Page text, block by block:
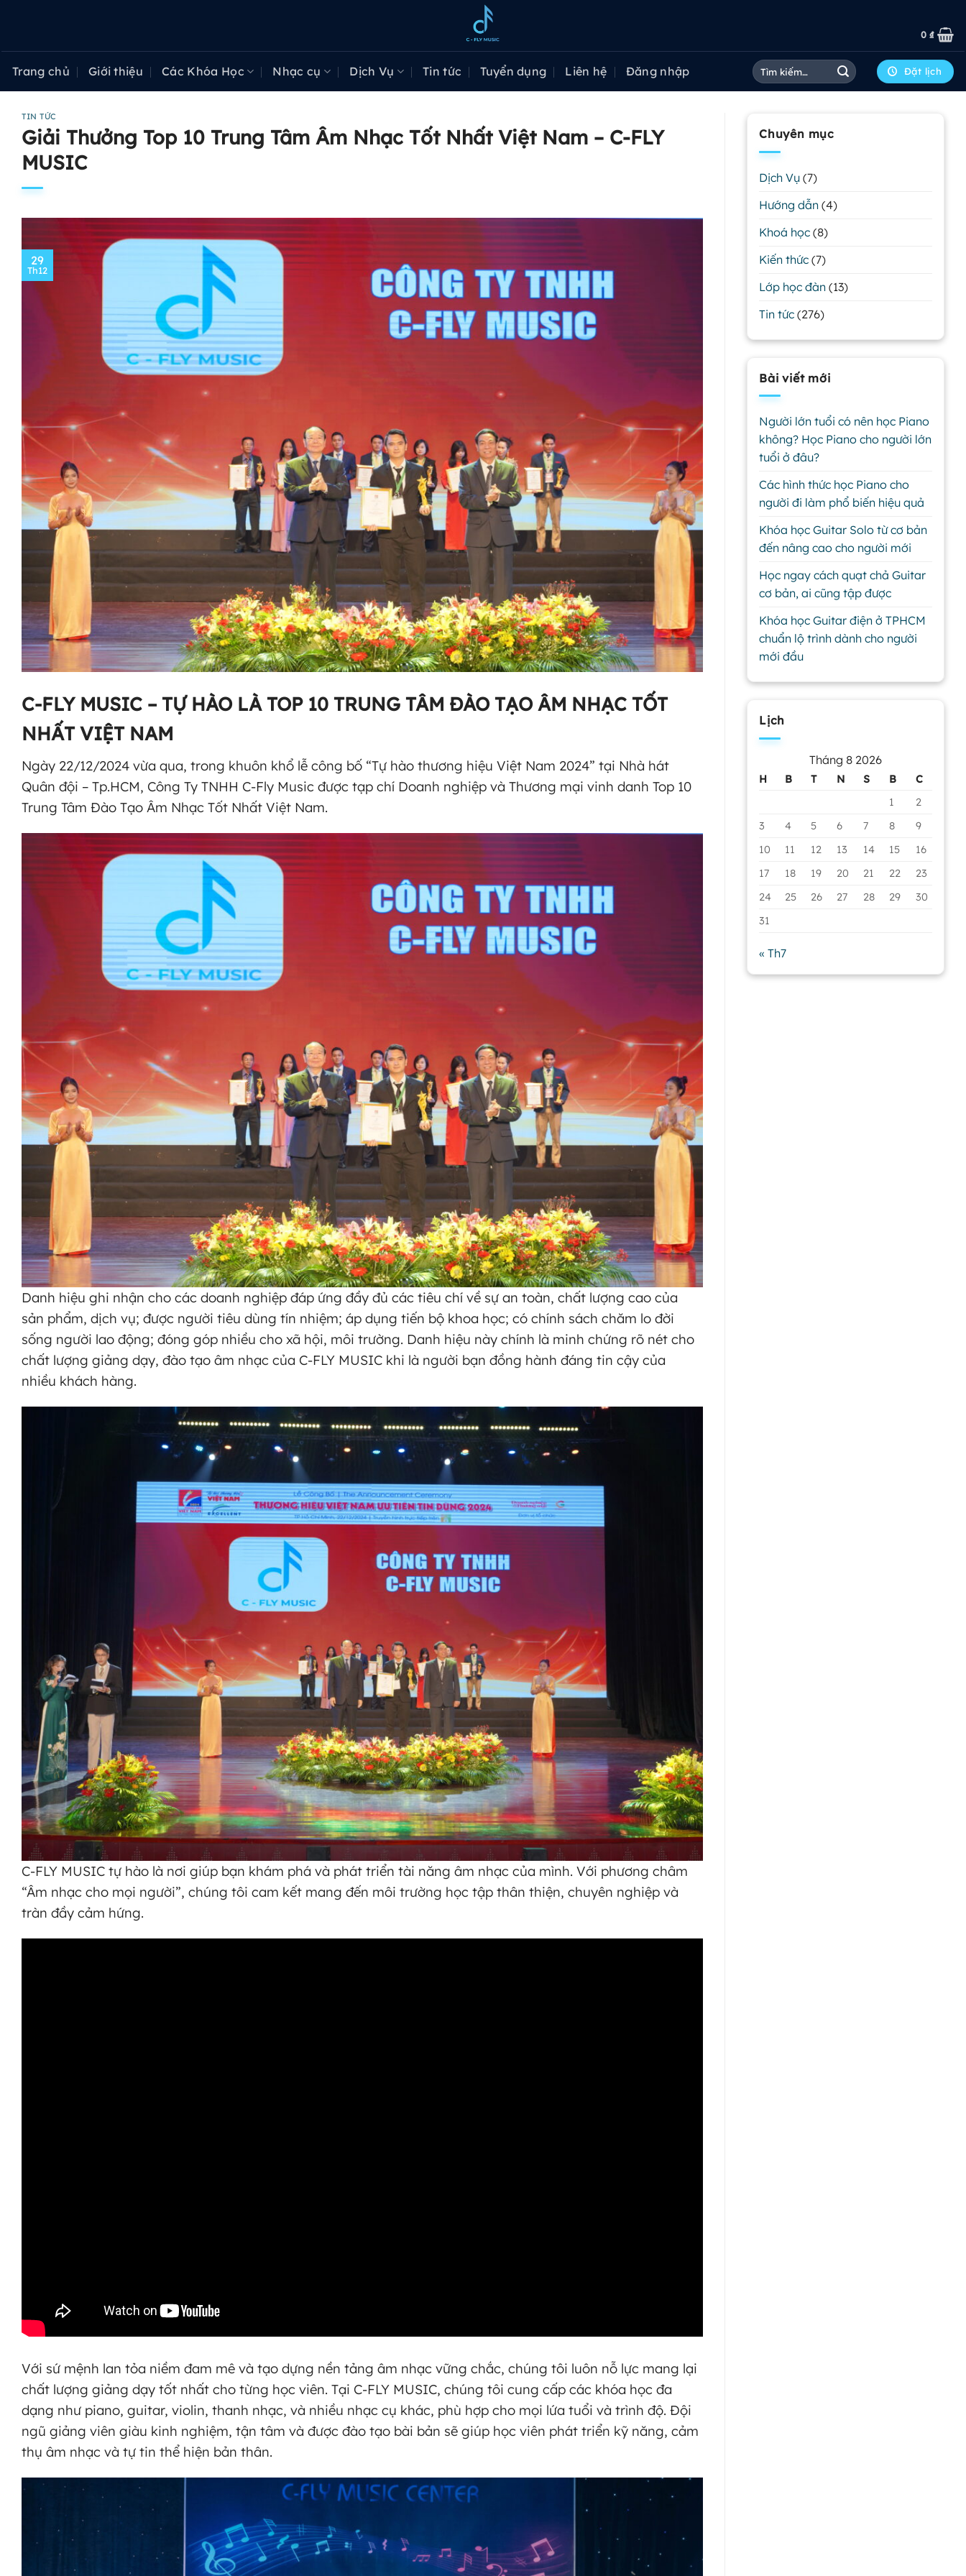
0 ₫
Trang chủ Giới thiệu Các Khóa Học Nhạc cụ Dịch Vụ Tin tức Tuyển dụng Liên hệ Đăng nhập
Tìm
kiếm:
Đặt lịch
TIN TỨC
Giải Thưởng Top 10 Trung Tâm Âm Nhạc Tốt Nhất Việt Nam – C-FLY
MUSIC
29
Th12
C-FLY MUSIC – TỰ HÀO LÀ TOP 10 TRUNG TÂM ĐÀO TẠO ÂM NHẠC TỐT
NHẤT VIỆT NAM
Ngày 22/12/2024 vừa qua, trong khuôn khổ lễ công bố “Tự hào thương hiệu Việt Nam 2024” tại Nhà hát
Quân đội – Tp.HCM, Công Ty TNHH C-Fly Music được tạp chí Doanh nghiệp và Thương mại vinh danh Top 10
Trung Tâm Đào Tạo Âm Nhạc Tốt Nhất Việt Nam.
Danh hiệu ghi nhận cho các doanh nghiệp đáp ứng đầy đủ các tiêu chí về sự an toàn, chất lượng cao của
sản phẩm, dịch vụ; được người tiêu dùng tín nhiệm; áp dụng tiến bộ khoa học; có chính sách chăm lo đời
sống người lao động; đóng góp nhiều cho xã hội, môi trường. Danh hiệu này chính là minh chứng rõ nét cho
chất lượng giảng dạy, đào tạo âm nhạc của C-FLY MUSIC khi là người bạn đồng hành đáng tin cậy của
nhiều khách hàng.
C-FLY MUSIC tự hào là nơi giúp bạn khám phá và phát triển tài năng âm nhạc của mình. Với phương châm
“Âm nhạc cho mọi người”, chúng tôi cam kết mang đến môi trường học tập thân thiện, chuyên nghiệp và
tràn đầy cảm hứng.
Với sứ mệnh lan tỏa niềm đam mê và tạo dựng nền tảng âm nhạc vững chắc, chúng tôi luôn nỗ lực mang lại
chất lượng giảng dạy tốt nhất cho từng học viên. Tại C-FLY MUSIC, chúng tôi cung cấp các khóa học đa
dạng như piano, guitar, violin, thanh nhạc, và nhiều nhạc cụ khác, phù hợp cho mọi lứa tuổi và trình độ. Đội
ngũ giảng viên giàu kinh nghiệm, tận tâm và được đào tạo bài bản sẽ giúp học viên phát triển kỹ năng, cảm
thụ âm nhạc và tự tin thể hiện bản thân.
Chuyên mục
Dịch Vụ (7)
Hướng dẫn (4)
Khoá học (8)
Kiến thức (7)
Lớp học đàn (13)
Tin tức (276)
Bài viết mới
Người lớn tuổi có nên học Piano
không? Học Piano cho người lớn
tuổi ở đâu?
Các hình thức học Piano cho
người đi làm phổ biến hiệu quả
Khóa học Guitar Solo từ cơ bản
đến nâng cao cho người mới
Học ngay cách quạt chả Guitar
cơ bản, ai cũng tập được
Khóa học Guitar điện ở TPHCM
chuẩn lộ trình dành cho người
mới đầu
Lịch
Tháng 8 2026
H B T N S B
C
1
2
3
4 5 6 7 8
9
10
11 12 13 14 15
16
17
18 19 20 21 22
23
24
25 26 27 28 29
30
31
« Th7